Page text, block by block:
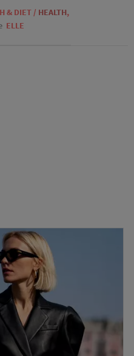
& DIET / HEALTH,
ELLE